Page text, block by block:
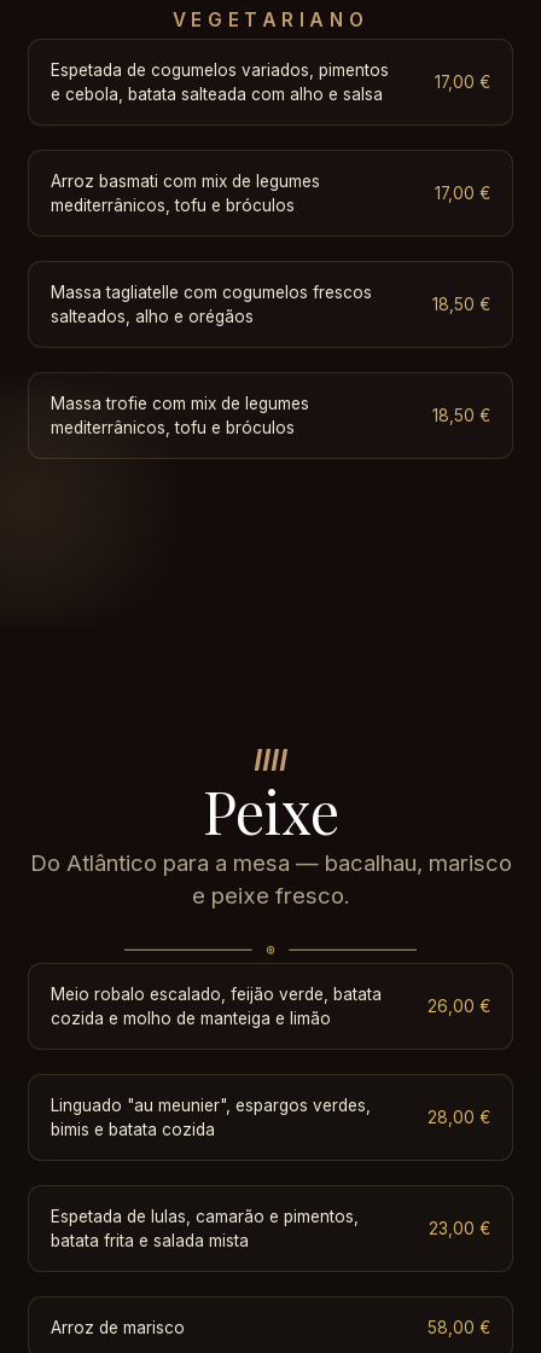
VEGETARIANO
Espetada de cogumelos variados, pimentos
e cebola, batata salteada com alho e salsa
17,00 €
Arroz basmati com mix de legumes
mediterrânicos, tofu e bróculos
17,00 €
Massa tagliatelle com cogumelos frescos
salteados, alho e orégãos
18,50 €
Massa trofie com mix de legumes
mediterrânicos, tofu e bróculos
18,50 €
IIII
Peixe
Do Atlântico para a mesa — bacalhau, marisco
e peixe fresco.
Meio robalo escalado, feijão verde, batata
cozida e molho de manteiga e limão
26,00 €
Linguado "au meunier", espargos verdes,
bimis e batata cozida
28,00 €
Espetada de lulas, camarão e pimentos,
batata frita e salada mista
23,00 €
Arroz de marisco 58,00 €